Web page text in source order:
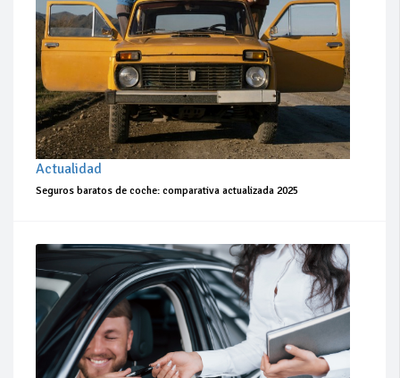
Actualidad
Seguros baratos de coche: comparativa actualizada 2025